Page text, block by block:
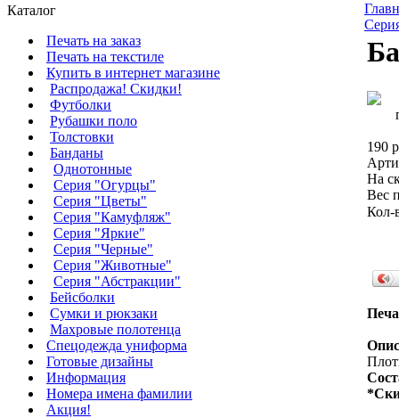
Каталог
Печать на заказ
Печать на текстиле
Купить в интернет магазине
Распродажа! Скидки!
Футболки
Рубашки поло
Толстовки
Банданы
Однотонные
Серия "Огурцы"
Серия "Цветы"
Серия "Камуфляж"
Серия "Яркие"
Серия "Черные"
Серия "Животные"
Серия "Абстракции"
Бейсболки
Сумки и рюкзаки
Махровые полотенца
Cпецодежда униформа
Готовые дизайны
Информация
Номера имена фамилии
Акция!
190
На
Вес
Кол-